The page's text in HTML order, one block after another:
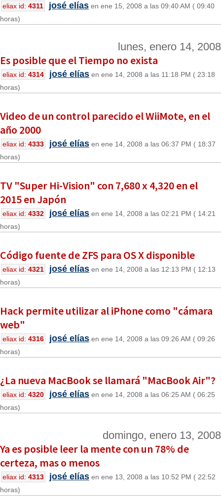
eliax id: 4311 josé elías en ene 15, 2008 a las 09:40 AM ( 09:40
horas)
lunes, enero 14, 2008
Es posible que el Tiempo no exista
eliax id: 4314 josé elías en ene 14, 2008 a las 11:18 PM ( 23:18
horas)
Video de un control parecido el WiiMote, en el
año 2000
eliax id: 4333 josé elías en ene 14, 2008 a las 06:37 PM ( 18:37
horas)
TV "Super Hi-Vision" con 7,680 x 4,320 en el
2015 en Japón
eliax id: 4332 josé elías en ene 14, 2008 a las 02:21 PM ( 14:21
horas)
Código fuente de ZFS para OS X disponible
eliax id: 4321 josé elías en ene 14, 2008 a las 12:13 PM ( 12:13
horas)
Hack permite utilizar al iPhone como "cámara
web"
eliax id: 4316 josé elías en ene 14, 2008 a las 09:26 AM ( 09:26
horas)
¿La nueva MacBook se llamará "MacBook Air"?
eliax id: 4320 josé elías en ene 14, 2008 a las 06:25 AM ( 06:25
horas)
domingo, enero 13, 2008
Ya es posible leer la mente con un 78% de
certeza, mas o menos
eliax id: 4313 josé elías en ene 13, 2008 a las 10:52 PM ( 22:52
horas)